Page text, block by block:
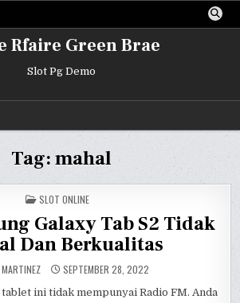
Rfaire Green Brae
Slot Pg Demo
Tag:mahal
POSTED
IN
SLOT ONLINE
Galaxy Tab S2 Tidak
Dan Berkualitas
SEPTEMBER 28, 2022
ini tidak mempunyai Radio FM. Anda